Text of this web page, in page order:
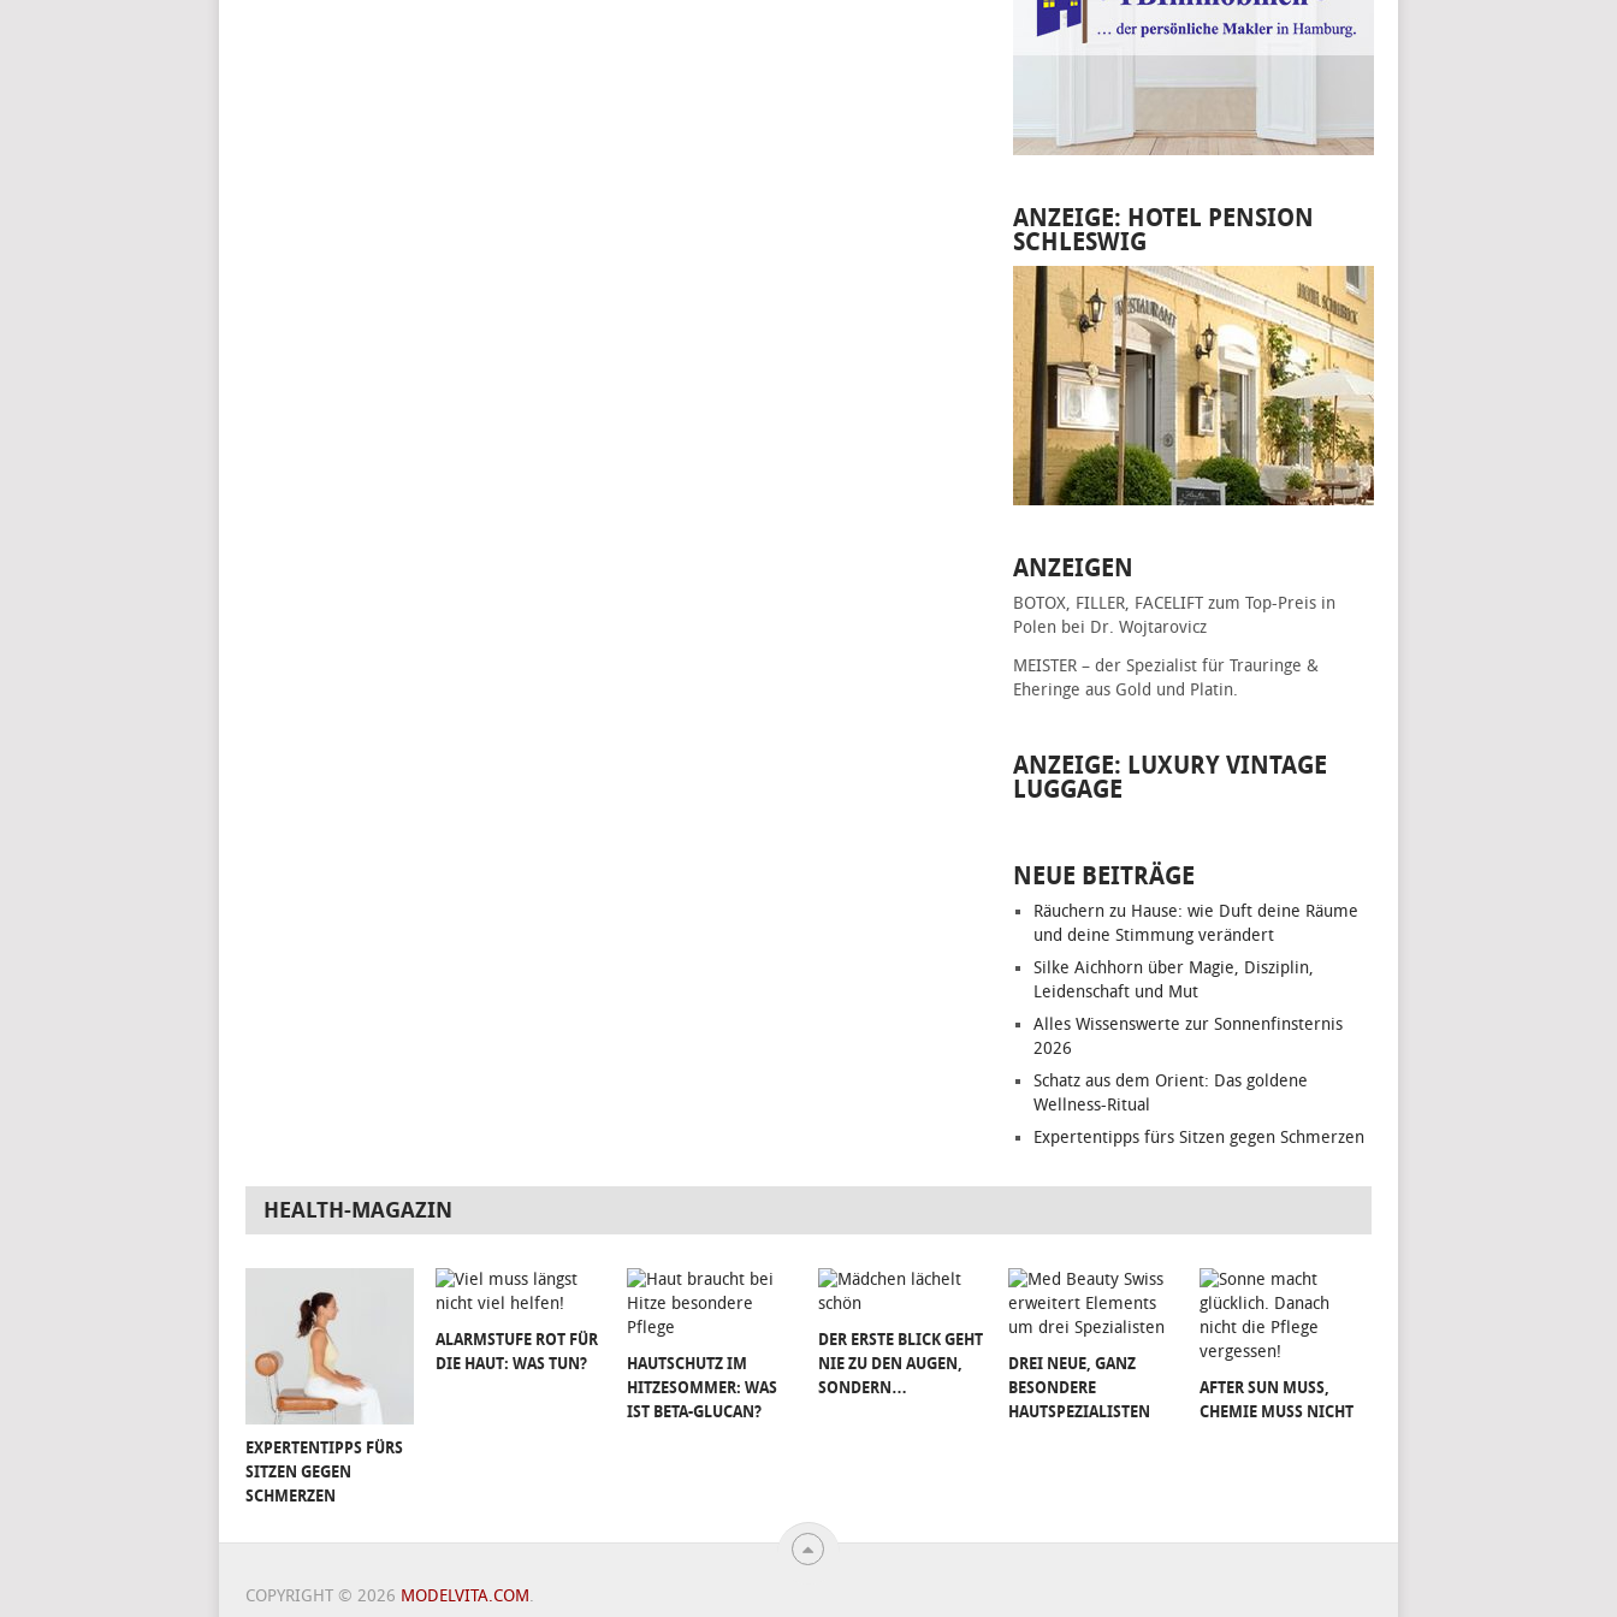
ANZEIGE: HOTEL PENSION
SCHLESWIG
ANZEIGEN
BOTOX, FILLER, FACELIFT zum Top-Preis in
Polen bei Dr. Wojtarovicz
MEISTER – der Spezialist für Trauringe &
Eheringe aus Gold und Platin.
ANZEIGE: LUXURY VINTAGE
LUGGAGE
NEUE BEITRÄGE
Räuchern zu Hause: wie Duft deine Räume
und deine Stimmung verändert
Silke Aichhorn über Magie, Disziplin,
Leidenschaft und Mut
Alles Wissenswerte zur Sonnenfinsternis
2026
Schatz aus dem Orient: Das goldene
Wellness-Ritual
Expertentipps fürs Sitzen gegen Schmerzen
HEALTH-MAGAZIN
EXPERTENTIPPS FÜRS
SITZEN GEGEN
SCHMERZEN
ALARMSTUFE ROT FÜR
DIE HAUT: WAS TUN?
HAUTSCHUTZ IM
HITZESOMMER: WAS
IST BETA-GLUCAN?
DER ERSTE BLICK GEHT
NIE ZU DEN AUGEN,
SONDERN…
DREI NEUE, GANZ
BESONDERE
HAUTSPEZIALISTEN
AFTER SUN MUSS,
CHEMIE MUSS NICHT
COPYRIGHT © 2026 MODELVITA.COM.